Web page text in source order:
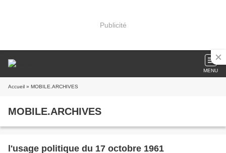
Publicité
MENU
Accueil » MOBILE.ARCHIVES
MOBILE.ARCHIVES
l'usage politique du 17 octobre 1961